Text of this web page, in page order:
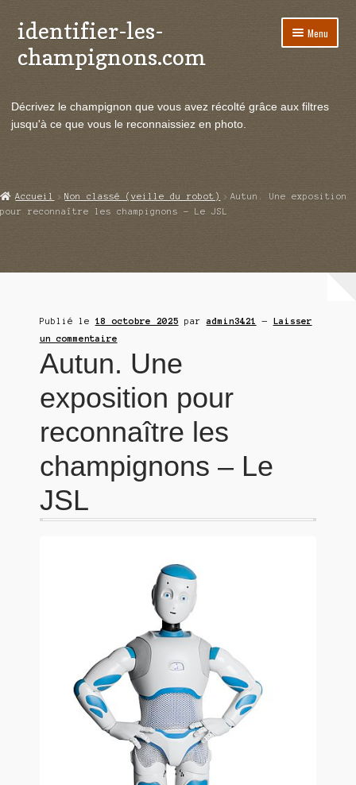
Aller
à
la
Aller
au
contenu
identifier-les-
champignons.com
Menu
le
Actualités
menu
Echanges et contacts
Ouvrir
Décrivez le champignon que vous avez récolté grâce aux filtres
jusqu'à ce que vous le reconnaissiez en photo.
Accueil Non classé (veille du robot)
Autun. Une exposition
pour reconnaître les champignons – Le JSL
Publié le 18 octobre 2025 paradmin3421 — Laisser
un commentaire
Autun. Une
exposition pour
reconnaître les
champignons – Le
JSL